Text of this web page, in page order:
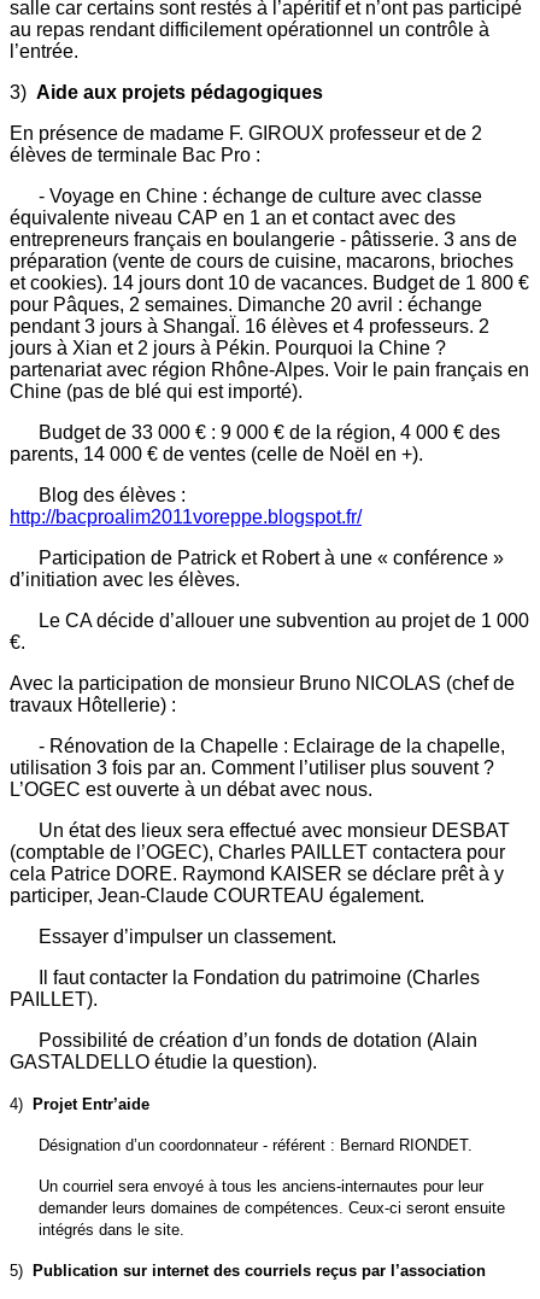
salle car certains sont restés à l’apéritif et n’ont pas participé
au repas rendant difficilement opérationnel un contrôle à
l’entrée.
3) Aide aux projets pédagogiques
En présence de madame F. GIROUX professeur et de 2
élèves de terminale Bac Pro :
- Voyage en Chine : échange de culture avec classe
équivalente niveau CAP en 1 an et contact avec des
entrepreneurs français en boulangerie - pâtisserie. 3 ans de
préparation (vente de cours de cuisine, macarons, brioches
et cookies). 14 jours dont 10 de vacances. Budget de 1 800 €
pour Pâques, 2 semaines. Dimanche 20 avril : échange
pendant 3 jours à ShangaÏ. 16 élèves et 4 professeurs. 2
jours à Xian et 2 jours à Pékin. Pourquoi la Chine ?
partenariat avec région Rhône-Alpes. Voir le pain français en
Chine (pas de blé qui est importé).
Budget de 33 000 € : 9 000 € de la région, 4 000 € des
parents, 14 000 € de ventes (celle de Noël en +).
Blog des élèves :
http://bacproalim2011voreppe.blogspot.fr/
Participation de Patrick et Robert à une « conférence »
d’initiation avec les élèves.
Le CA décide d’allouer une subvention au projet de 1 000
€.
Avec la participation de monsieur Bruno NICOLAS (chef de
travaux Hôtellerie) :
- Rénovation de la Chapelle : Eclairage de la chapelle,
utilisation 3 fois par an. Comment l’utiliser plus souvent ?
L’OGEC est ouverte à un débat avec nous.
Un état des lieux sera effectué avec monsieur DESBAT
(comptable de l’OGEC), Charles PAILLET contactera pour
cela Patrice DORE. Raymond KAISER se déclare prêt à y
participer, Jean-Claude COURTEAU également.
Essayer d’impulser un classement.
Il faut contacter la Fondation du patrimoine (Charles
PAILLET).
Possibilité de création d’un fonds de dotation (Alain
GASTALDELLO étudie la question).
4) Projet Entr’aide
Désignation d’un coordonnateur - référent : Bernard RIONDET.
Un courriel sera envoyé à tous les anciens-internautes pour leur
demander leurs domaines de compétences. Ceux-ci seront ensuite
intégrés dans le site.
5) Publication sur internet des courriels reçus par l’association